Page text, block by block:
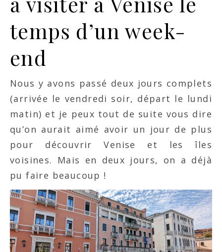
temps d’un week-
end
Nous y avons passé deux jours complets
(arrivée le vendredi soir, départ le lundi
matin) et je peux tout de suite vous dire
qu’on aurait aimé avoir un jour de plus
pour découvrir Venise et les îles
voisines. Mais en deux jours, on a déjà
pu faire beaucoup !